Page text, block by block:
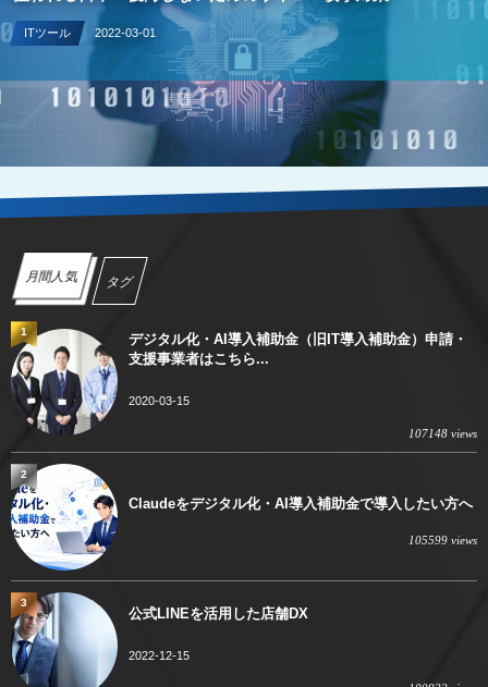
ITツール 2022-03-01
月間人気 タグ
デジタル化・AI導入補助金（旧IT導入補助金）申請・
支援事業者はこちら...
2020-03-15
107148 views
1
Claudeをデジタル化・AI導入補助金で導入したい方へ
105599 views
2
公式LINEを活用した店舗DX
2022-12-15
3